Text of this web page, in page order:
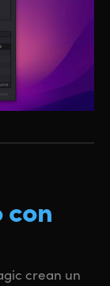
con
crean un